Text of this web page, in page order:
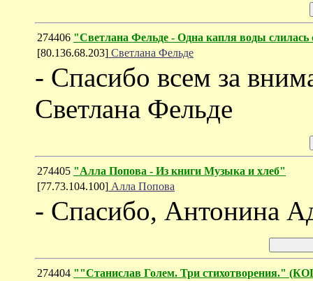
274406 "Светлана Фельде - Одна капля воды слилась
[80.136.68.203] Светлана Фельде
- Спасибо всем за
Светлана Фельде
274405 "Алла Попова - Из книги Музыка и хлеб"
[77.73.104.100] Алла Попова
- Спасибо, Антонина
274404 ""Станислав Голем. Три